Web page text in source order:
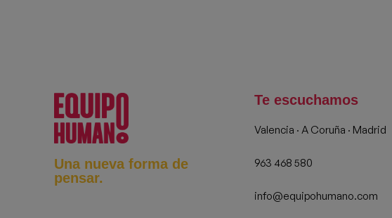
Una nueva forma de
pensar.
Te escuchamos
Valencia · A Coruña · Madrid
963 468 580
info@equipohumano.com